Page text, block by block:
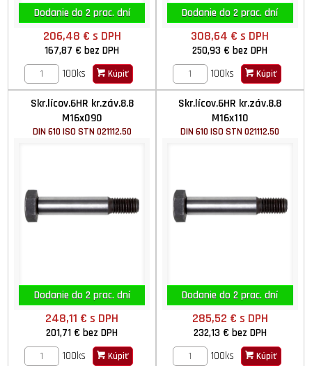
Dodanie do 2 prac. dní
206,48 € s DPH
167,87 €bez DPH
100ks
Kúpiť
Dodanie do 2 prac. dní
308,64 €s DPH
250,93 €bez DPH
100ks
Kúpiť
Skr.lícov.6HR kr.záv.8.8
M16x090
DIN 610 ISO STN 021112.50
Dodanie do 2 prac. dní
248,11 €s DPH
201,71 €bez DPH
100ks
Kúpiť
Skr.lícov.6HR kr.záv.8.8
M16x110
DIN 610 ISO STN 021112.50
Dodanie do 2 prac. dní
285,52 € s DPH
232,13 € bez DPH
100ks
Kúpiť